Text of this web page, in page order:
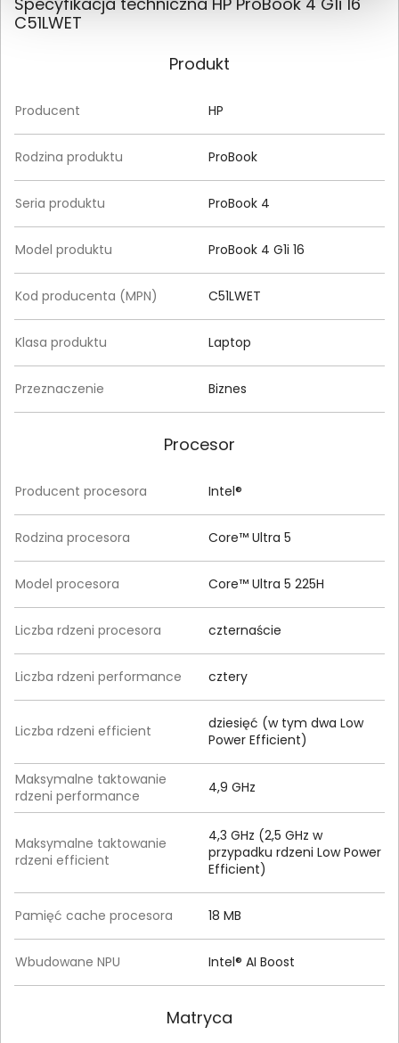
C51LWET
Produkt
Producent HP
Rodzina produktu ProBook
Seria produktu ProBook 4
Model produktu ProBook 4 G1i 16
Kod producenta (MPN) C51LWET
Klasa produktu Laptop
Przeznaczenie Biznes
Procesor
Producent procesora Intel®
Rodzina procesora Core™ Ultra 5
Model procesora Core™ Ultra 5 225H
Liczba rdzeni procesora czternaście
Liczba rdzeni performance cztery
Liczba rdzeni efficient
dziesięć (w tym dwa Low
Power Efficient)
Maksymalne taktowanie
rdzeni performance
4,9 GHz
Maksymalne taktowanie
rdzeni efficient
4,3 GHz (2,5 GHz w
przypadku rdzeni Low Power
Efficient)
Pamięć cache procesora 18 MB
Wbudowane NPU Intel® AI Boost
Matryca